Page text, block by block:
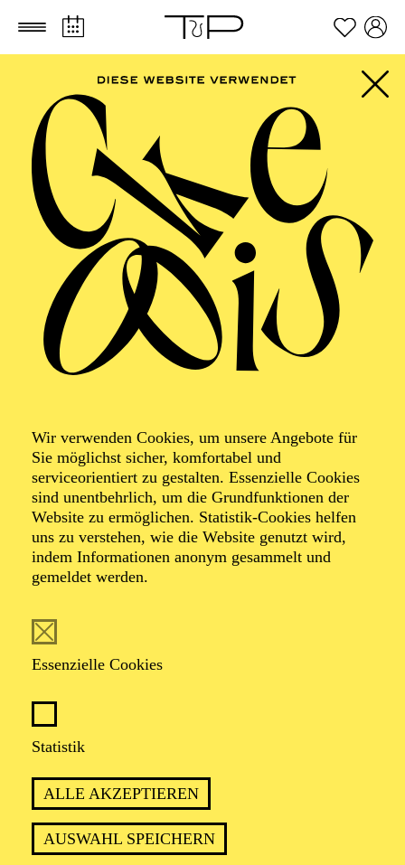
Zum Hauptinhalt springen Zum Footer springen
Wir verwenden Cookies, um unsere Angebote für
Sie möglichst sicher, komfortabel und
serviceorientiert zu gestalten. Essenzielle Cookies
sind unentbehrlich, um die Grundfunktionen der
Website zu ermöglichen. Statistik-Cookies helfen
uns zu verstehen, wie die Website genutzt wird,
indem Informationen anonym gesammelt und
gemeldet werden.
Essenzielle Cookies
Statistik
ALLE AKZEPTIEREN
AUSWAHL SPEICHERN
SCHAUSPIEL ESSEN
Deutsche Erstaufführung
Das Ende ist nah
von Amir Gudarzi
Fassung von Ayşe Güvendiren
TERMINE
11. Dezember 2026